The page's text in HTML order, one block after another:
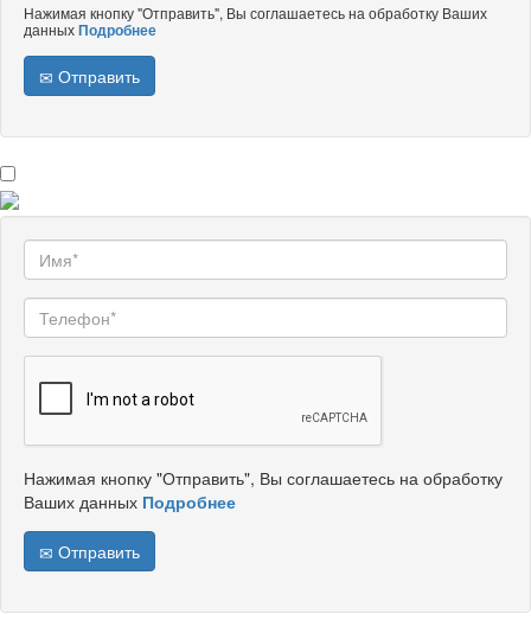
Нажимая кнопку "Отправить", Вы соглашаетесь на обработку Ваших
данныхПодробнее
Отправить
Нажимая кнопку "Отправить", Вы соглашаетесь на обработку
Ваших данных Подробнее
Отправить